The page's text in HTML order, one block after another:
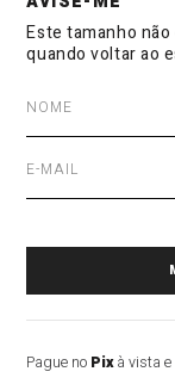
Pague no Pixà vista e